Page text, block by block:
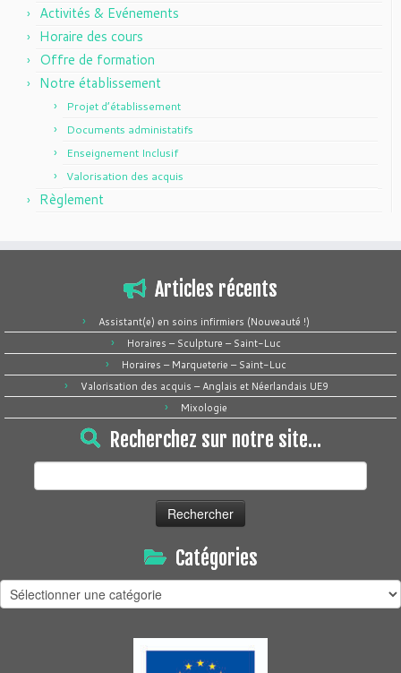
Activités & Evénements
Horaire des cours
Offre de formation
Notre établissement
Projet d’établissement
Documents administatifs
Enseignement Inclusif
Valorisation des acquis
Règlement
Articles récents
Assistant(e) en soins infirmiers (Nouveauté !)
Horaires – Sculpture – Saint-Luc
Horaires – Marqueterie – Saint-Luc
Valorisation des acquis – Anglais et Néerlandais UE9
Mixologie
Recherchez sur notre site…
Catégories
Catégories